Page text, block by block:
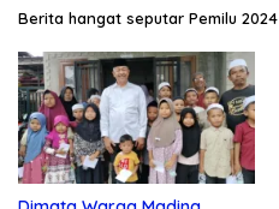
Berita hangat seputar Pemilu 2024